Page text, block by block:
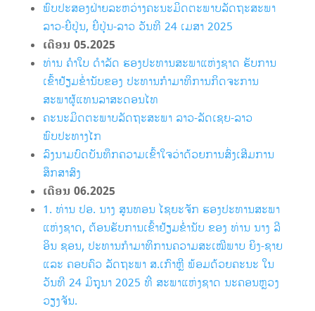
ພົບປະສອງຝ່າຍລະຫວ່າງຄະນະມິດຕະພາບລັດຖະສະພາ
ລາວ-ຍີ່ປຸ່ນ, ຍີ່ປຸ່ນ-ລາວ ວັນທີ 24 ເມສາ 2025
ເດືອນ 05.2025
ທ່ານ ຄຳໃບ ດຳລັດ ຮອງປະທານສະພາແຫ່ງຊາດ ຮັບການ
ເຂົ້າຢ້ຽມຂໍ່ານັບຂອງ ປະທານກໍາມາທິການກິດຈະການ
ສະພາຜູ້ແທນລາສະດອນໄທ
ຄະນະມິດຕະພາບລັດຖະສະພາ ລາວ-ລັດເຊຍ-ລາວ
ພົບປະທາງໄກ
ລົງນາມບົດບັນທຶກຄວາມເຂົ້າໃຈວ່າດ້ວຍການສົ່ງເສີມການ
ສຶກສາສົງ
ເດືອນ 06.2025
1. ທ່ານ ປອ. ນາງ ສູນທອນ ໄຊຍະຈັກ ຮອງປະທານສະພາ
ແຫ່ງຊາດ, ຕ້ອນຮັບການເຂົ້າຢ້ຽມຂໍ່ານັບ ຂອງ ທ່ານ ນາງ ລີ
ອິນ ຊອນ, ປະທານກຳມາທິການຄວາມສະເໝີພາບ ຍິງ-ຊາຍ
ແລະ ຄອບຄົວ ລັດຖະພາ ສ.ເກົາຫຼີ ພ້ອມດ້ວຍຄະນະ ໃນ
ວັນທີ 24 ມິຖຸນາ 2025 ທີ່ ສະພາແຫ່ງຊາດ ນະຄອນຫຼວງ
ວຽງຈັນ.